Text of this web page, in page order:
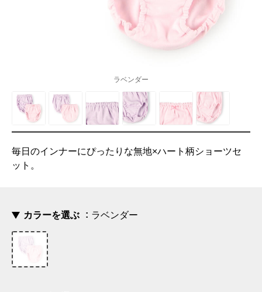
ラベンダー
毎日のインナーにぴったりな無地×ハート柄ショーツセ
ット。
カラーを選ぶ ラベンダー